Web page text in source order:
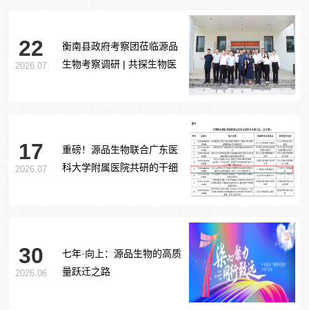
22
2026.07
衡南县政府考察团莅临源品
生物考察调研 | 共探生物医
17
2026.07
重磅！源品生物联合广东医
科大学附属医院共研的干细
30
2026.06
七年·向上：源品生物的高质
量跃迁之路